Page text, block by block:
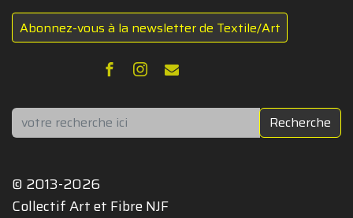
Abonnez-vous à la newsletter de Textile/Art
Rechercher Recherche
© 2013-2026
Collectif Art et Fibre NJF